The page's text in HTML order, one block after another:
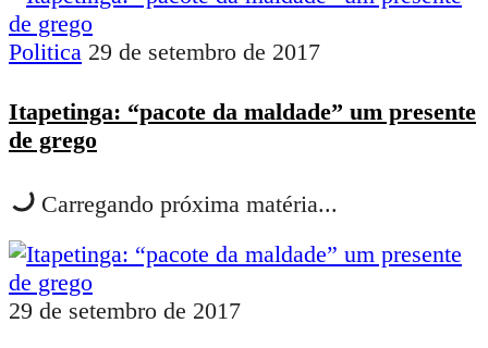
Politica 29 de setembro de 2017
Itapetinga: “pacote da maldade” um presente
de grego
Carregando próxima matéria...
29 de setembro de 2017